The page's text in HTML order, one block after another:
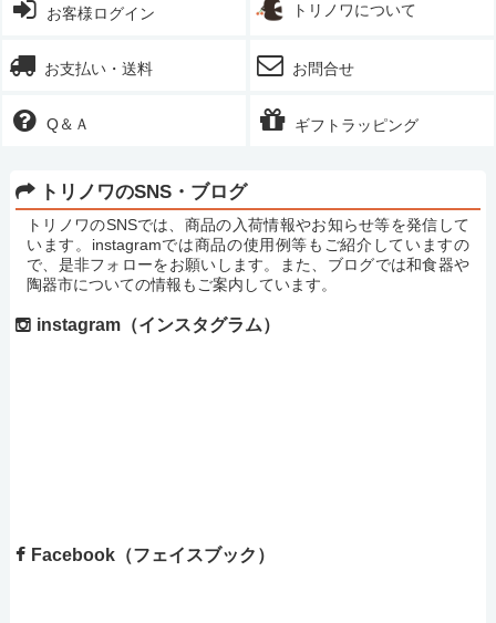
お客様ログイン トリノワについて
お支払い・送料 お問合せ
Q＆Ａ ギフトラッピング
トリノワのSNS・ブログ
トリノワのSNSでは、商品の入荷情報やお知らせ等を発信して
います。instagramでは商品の使用例等もご紹介していますの
で、是非フォローをお願いします。また、ブログでは和食器や
陶器市についての情報もご案内しています。
instagram（インスタグラム）
Facebook（フェイスブック）